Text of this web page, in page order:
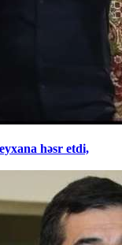
həsr etdi,